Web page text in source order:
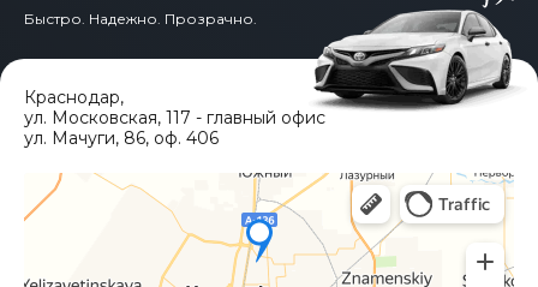
Быстро. Надежно. Прозрачно.
Краснодар,
ул. Московская, 117 - главный офис
ул. Мачуги, 86, оф. 406